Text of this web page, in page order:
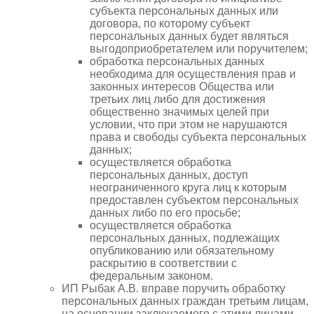
субъекта персональных данных или
договора, по которому субъект
персональных данных будет являться
выгодоприобретателем или поручителем;
обработка персональных данных
необходима для осуществления прав и
законных интересов Общества или
третьих лиц либо для достижения
общественно значимых целей при
условии, что при этом не нарушаются
права и свободы субъекта персональных
данных;
осуществляется обработка
персональных данных, доступ
неограниченного круга лиц к которым
предоставлен субъектом персональных
данных либо по его просьбе;
осуществляется обработка
персональных данных, подлежащих
опубликованию или обязательному
раскрытию в соответствии с
федеральным законом.
ИП Рыбак А.В. вправе поручить обработку
персональных данных граждан третьим лицам,